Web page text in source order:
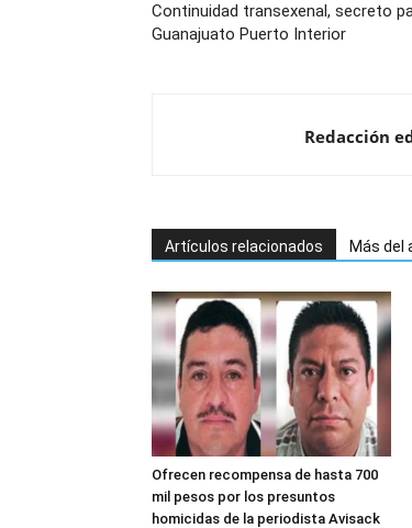
Continuidad transexenal, secreto
Guanajuato Puerto Interior
Redacción
Artículos relacionados Más del
Ofrecen recompensa de hasta 700
mil pesos por los presuntos
homicidas de la periodista Avisack